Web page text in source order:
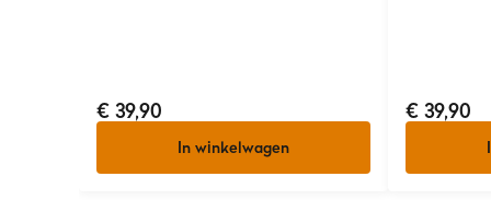
€ 39,90
In winkelwagen
€ 39,90